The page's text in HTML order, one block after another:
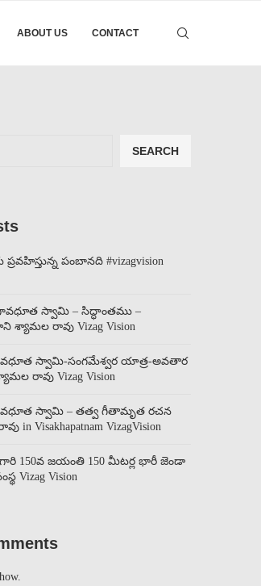
ABOUT US CONTACT
SEARCH
పంబానది #vizagvision
స్వామి – సిద్ధాంతము –
శ్యామల రావు Vizag Vision
స్వామి-సంగమేశ్వర యాత్ర-అవతార
రావు Vizag Vision
స్వామి – తత్వ గీతామృత రచన
in Visakhapatnam VizagVision
గారి 150వ జయంతి 150 మీటర్ల భారీ జెండా
Vizag Vision